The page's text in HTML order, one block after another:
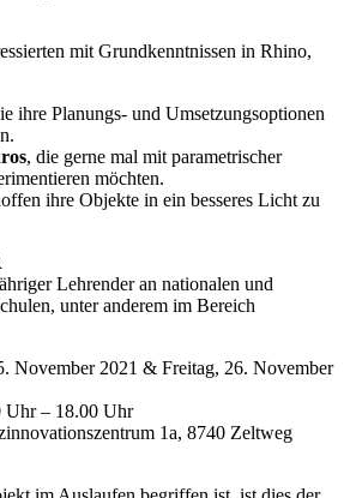
mit Grundkenntnissen in Rhino,
ihre Planungs- und Umsetzungsoptionen
, die gerne mal mit parametrischer
möchten.
ihre Objekte in ein besseres Licht zu
Lehrender an nationalen und
unter anderem im Bereich
November 2021 & Freitag, 26. November
Uhr – 18.00 Uhr
1a, 8740 Zeltweg